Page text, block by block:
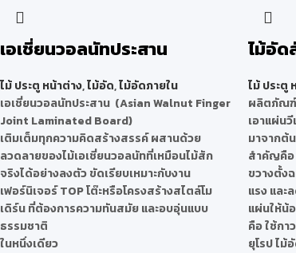
เอเชี่ยนวอลนัทประสาน
ไม้ ประตู หน้าต่าง,ไม้อัด,ไม้อัดภายใน
เอเชี่ยนวอลนัทประสาน (Asian Walnut Finger
Joint Laminated Board)
เติมเต็มทุกความคิดสร้างสรรค์ ผสานด้วย
ลวดลายของไม้เอเชี่ยนวอลนัทที่เหมือนไม้สัก
จริงได้อย่างลงตัว ขัดเรียบเหมาะกับงาน
เฟอร์นิเจอร์ TOP โต๊ะหรือโครงสร้างสไตล์โม
เดิร์น ที่ต้องการความทันสมัย และอบอุ่นแบบ
ธรรมชาติ
ในหนึ่งเดียว
ไม้อัด
ไม้ ประตู
ผลิตภัณฑ์
เอาแผ่น
มาจากต้
สำคัญคือ
ขวางตั้ง
แรง และ
แผ่นให้น้
คือ ใช้ก
ยุโรป ไม้